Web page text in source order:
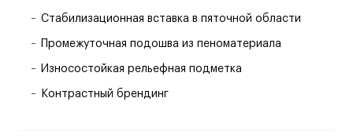
Стабилизационная вставка в пяточной области
Промежуточная подошва из пеноматериала
Износостойкая рельефная подметка
Контрастный брендинг